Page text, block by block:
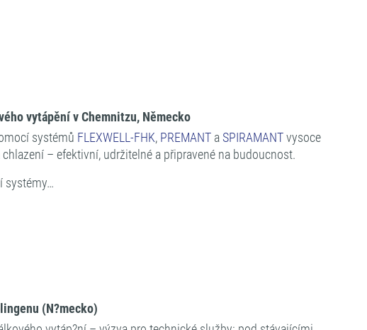
vytápění v Chemnitzu, Německo
systémů FLEXWELL-FHK, PREMANT aSPIRAMANTvysoce
– efektivní, udržitelné a připravené na budoucnost.
systémy…
(N?mecko)